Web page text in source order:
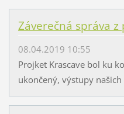
Záverečná správa
08.04.2019 10:55
Projket Krascave bol ku
ukončený, výstupy